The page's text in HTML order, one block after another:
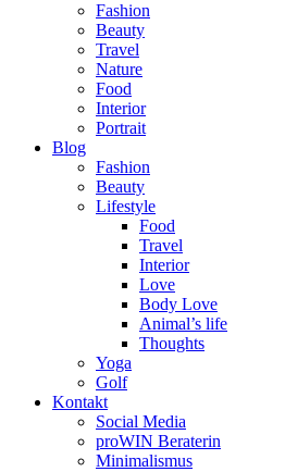
Fashion
Beauty
Travel
Nature
Food
Interior
Portrait
Blog
Fashion
Beauty
Lifestyle
Food
Travel
Interior
Love
Body Love
Animal’s life
Thoughts
Yoga
Golf
Kontakt
Social Media
proWIN Beraterin
Minimalismus